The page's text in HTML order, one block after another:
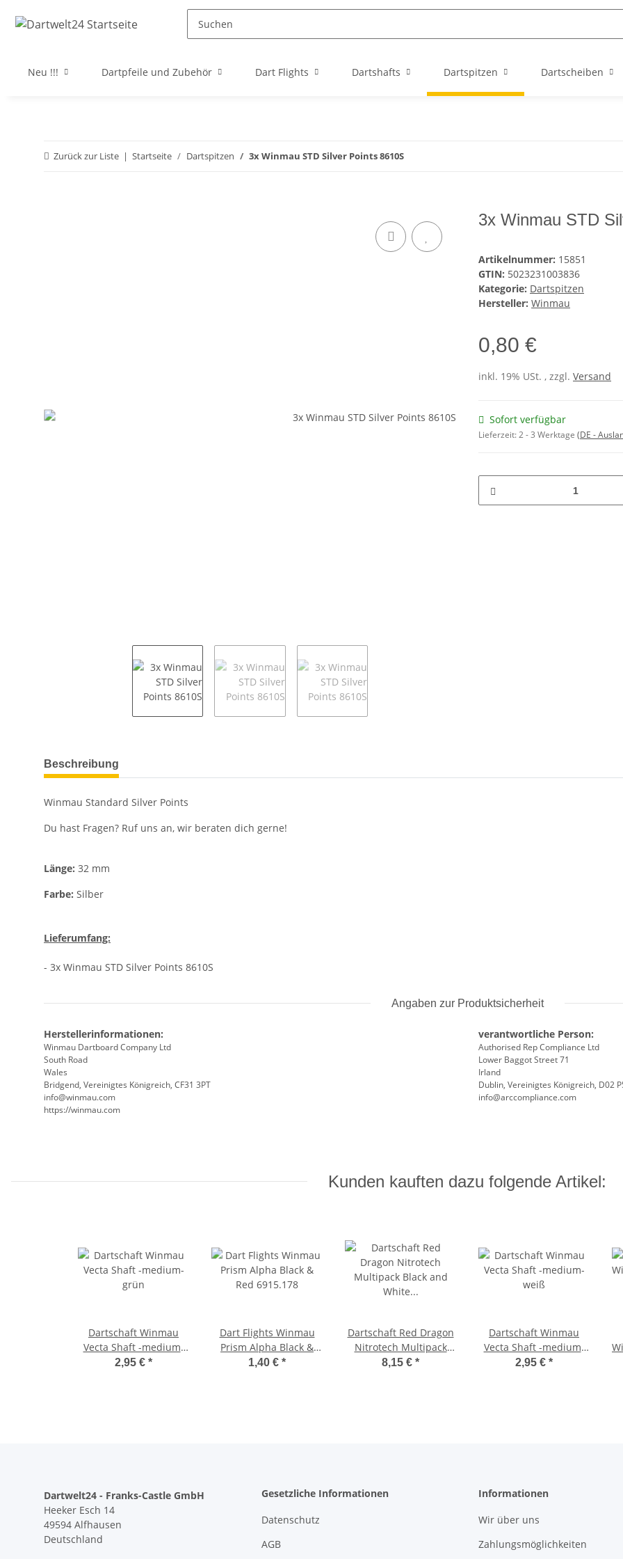
Neu !!! Dartpfeile und Zubehör Dart Flights Dartshafts Dartspitzen Dartscheiben
Zurück zur Liste Startseite Dartspitzen 3x Winmau STD Silver Points 8610S
3x Winmau STD
Artikelnummer: 15851
GTIN: 5023231003836
Kategorie: Dartspitzen
Hersteller: Winmau
0,80 €
inkl. 19% USt. , zzgl. Versand
Sofort verfügbar
Lieferzeit:2 - 3 Werktage (DE -
weitere Registerkarten anzeigen
Beschreibung
Winmau Standard Silver Points
Du hast Fragen? Ruf uns an, wir beraten dich gerne!
Länge: 32 mm
Farbe: Silber
Lieferumfang:
- 3x Winmau STD Silver Points 8610S
Angaben zur Produktsicherheit
Herstellerinformationen:
Winmau Dartboard Company Ltd
South Road
Wales
Bridgend, Vereinigtes Königreich, CF31 3PT
info@winmau.com
https://winmau.com
verantwortliche Person:
Authorised Rep Compliance Ltd
Lower Baggot Street 71
Irland
Dublin, Vereinigtes Königreich, D02
info@arccompliance.com
Kunden kauften dazu folgende Artikel:
Dartschaft Winmau
Vecta Shaft -medium-
grün
2,95 € *
Dart Flights Winmau
Prism Alpha Black &
Red 6915.178
1,40 € *
Dartschaft Red Dragon
Nitrotech Multipack
Black and White 9-teilig
8,15 € *
Dartschaft Winmau
Vecta Shaft -medium-
weiß
2,95 € *
Dartwelt24 - Franks-Castle GmbH
Heeker Esch 14
49594 Alfhausen
Deutschland
Gesetzliche Informationen
Datenschutz
AGB
Informationen
Wir über uns
Zahlungsmöglichkeiten